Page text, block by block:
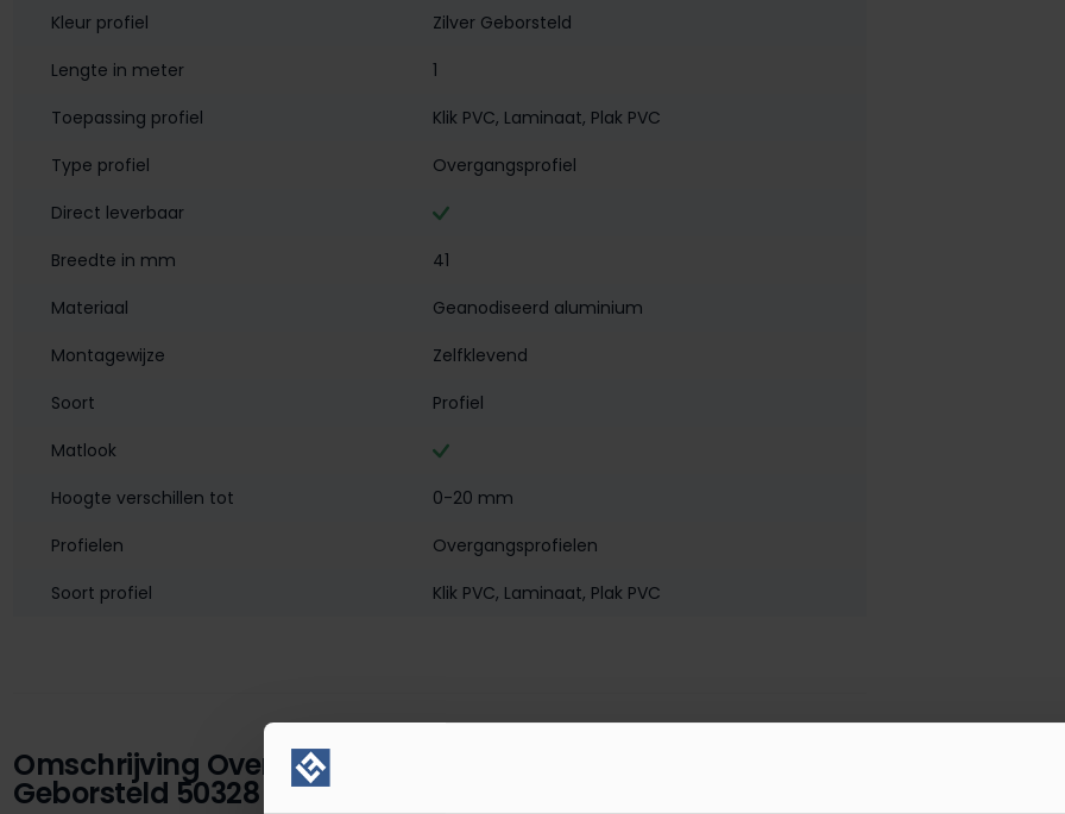
Kleur profiel
Zilver Geborsteld
Lengte in meter
1
Toepassing profiel
Klik PVC, Laminaat, Plak PVC
Type profiel
Overgangsprofiel
Direct leverbaar
Breedte in mm
41
Materiaal
Geanodiseerd aluminium
Montagewijze
Zelfklevend
Soort
Profiel
Matlook
Hoogte verschillen tot
0-20 mm
Profielen
Overgangsprofielen
Soort profiel
Klik PVC, Laminaat, Plak PVC
Omschrijving Overgangsprofiel 0-20 mm 1m Zilver
Geborsteld 50328